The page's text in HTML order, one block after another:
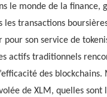
le monde de la finance,
les transactions
pour son service de
actifs traditionnels
des
de XLM, quelles sont